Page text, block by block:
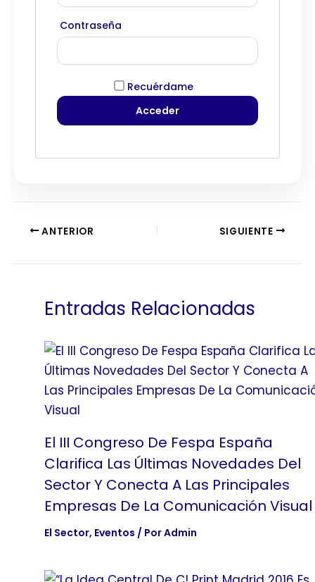
Contraseña
Recuérdame
ANTERIOR SIGUIENTE
Entradas Relacionadas
El III Congreso De Fespa España
Clarifica Las Últimas Novedades Del
Sector Y Conecta A Las Principales
Empresas De La Comunicación Visual
El Sector, Eventos / PorAdmin